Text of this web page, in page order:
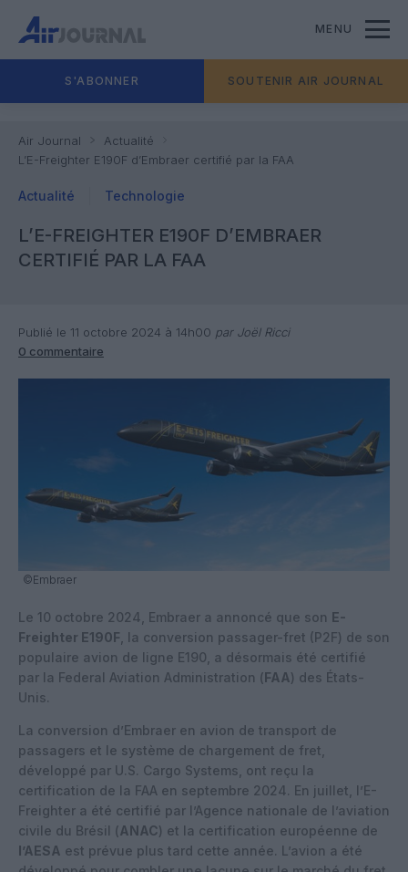
MENU
S'ABONNER SOUTENIR AIR JOURNAL
Air Journal
Actualité
L’E-Freighter E190F d’Embraer certifié par la FAA
Actualité Technologie
L’E-FREIGHTER E190F D’EMBRAER
CERTIFIÉ PAR LA FAA
Publié le 11 octobre 2024 à 14h00 par Joël Ricci
0 commentaire
©Embraer
Le 10 octobre 2024, Embraer a annoncé que son E-
Freighter E190F , la conversion passager-fret (P2F) de son
populaire avion de ligne E190, a désormais été certifié
par la Federal Aviation Administration (FAA) des États-
Unis.
La conversion d’Embraer en avion de transport de
passagers et le système de chargement de fret,
développé par U.S. Cargo Systems, ont reçu la
certification de la FAA en septembre 2024. En juillet, l’E-
Freighter a été certifié par l’Agence nationale de l’aviation
civile du Brésil (ANAC) et la certification européenne de
l’AESA est prévue plus tard cette année. L’avion a été